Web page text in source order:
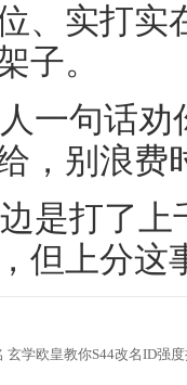
、实打实
子。
一句话劝
，别浪费
是打了上
但上分这
玄学欧皇教你S44改名ID强